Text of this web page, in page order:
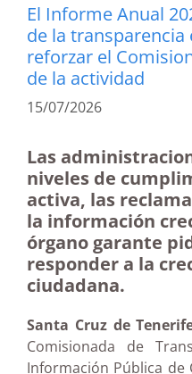
El Informe Anual
de la transparencia
reforzar el
de la actividad
15/07/2026
Las
niveles de
activa, las
la información
órgano garante
responder a la
ciudadana.
Santa Cruz de
Comisionada de
Información Pública de